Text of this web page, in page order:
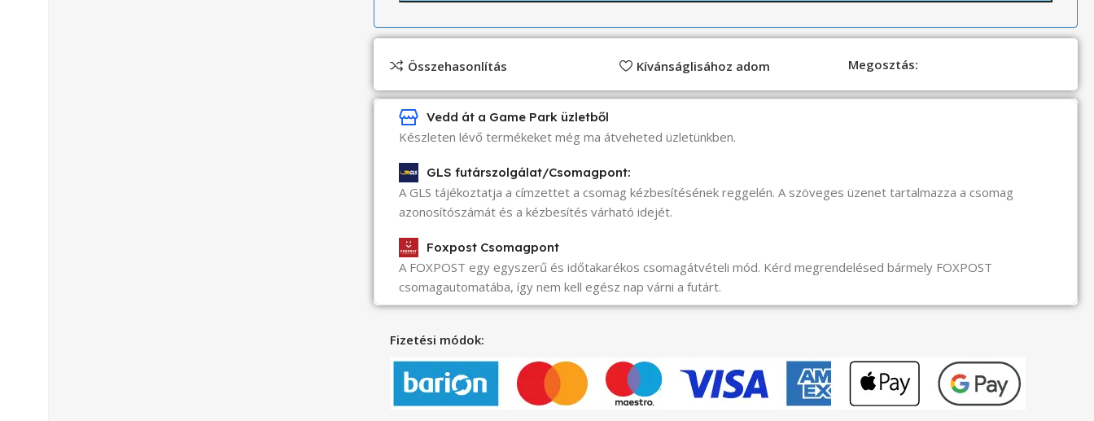
Összehasonlítás Kívánságlisához adom Megosztás:
Vedd át a Game Park üzletből
Készleten lévő termékeket még ma átveheted üzletünkben.
GLS futárszolgálat/Csomagpont:
A GLS tájékoztatja a címzettet a csomag kézbesítésének reggelén. A szöveges üzenet tartalmazza a csomag
azonosítószámát és a kézbesítés várható idejét.
Foxpost Csomagpont
A FOXPOST egy egyszerű és időtakarékos csomagátvételi mód. Kérd megrendelésed bármely FOXPOST
csomagautomatába, így nem kell egész nap várni a futárt.
Fizetési módok: